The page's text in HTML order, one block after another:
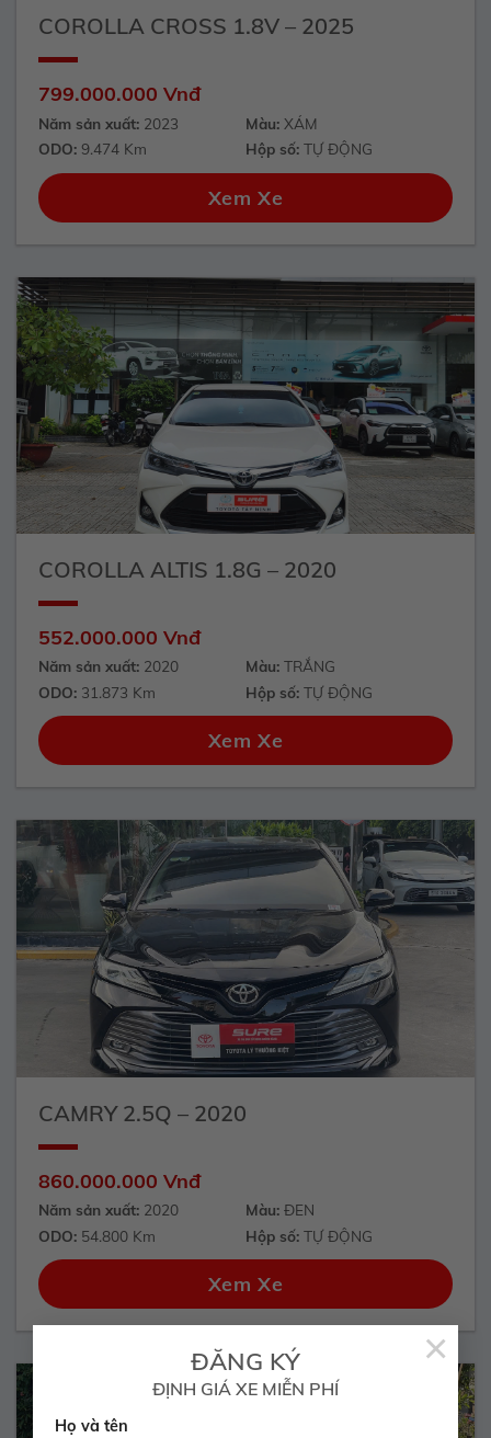
ĐĂNG KÝ
ĐỊNH GIÁ XE MIỄN PHÍ
Họ và tên
×
COROLLA CROSS 1.8V – 2025
799.000.000 Vnđ
Năm sản xuất:2023 Màu: XÁM
ODO:9.474 Km Hộp số: TỰ ĐỘNG
Xem Xe
COROLLA ALTIS 1.8G – 2020
552.000.000 Vnđ
Năm sản xuất:2020 Màu: TRẮNG
ODO:31.873 Km Hộp số: TỰ ĐỘNG
Xem Xe
CAMRY 2.5Q – 2020
860.000.000 Vnđ
Năm sản xuất:2020 Màu: ĐEN
ODO:54.800 Km Hộp số: TỰ ĐỘNG
Xem Xe